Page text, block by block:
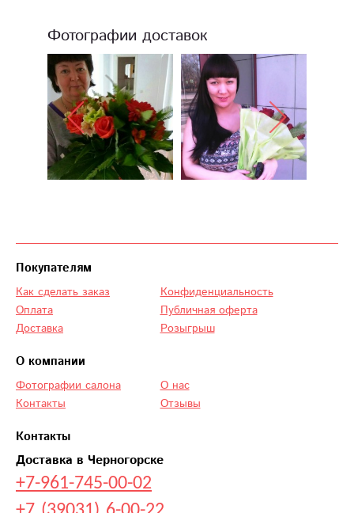
Фотографии доставок
Контакты
Доставка в Черногорске
+7-961-745-00-02
Покупателям
Как сделать заказ
Оплата
Доставка
Конфиденциальность
Публичная оферта
Розыгрыш
О компании
Фотографии салона
Контакты
О нас
Отзывы